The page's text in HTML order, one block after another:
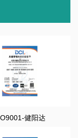
健阳达